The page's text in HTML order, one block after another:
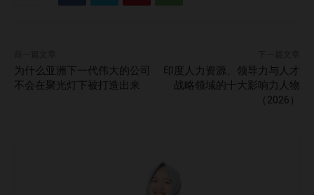
为什么亚洲下一代伟大的公司
不会在聚光灯下被打造出来
印度人力资源、领导力与人才
战略领域的十大影响力人物
（2026）